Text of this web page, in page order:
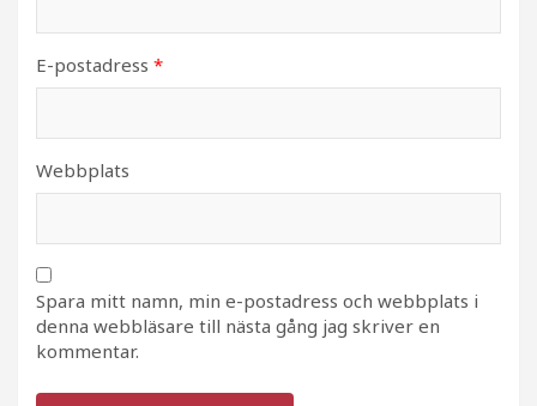
E-postadress *
Webbplats
Spara mitt namn, min e-postadress och webbplats i
denna webbläsare till nästa gång jag skriver en
kommentar.